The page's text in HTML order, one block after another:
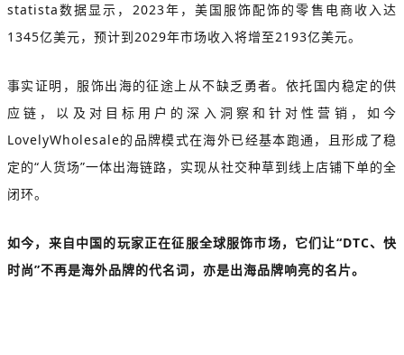
statista数据显示，2023年，美国服饰配饰的零售电商收入达
1345亿美元，预计到2029年市场收入将增至2193亿美元。
事实证明，服饰出海的征途上从不缺乏勇者。依托国内稳定的供
应链，以及对目标用户的深入洞察和针对性营销，如今
LovelyWholesale的品牌模式在海外已经基本跑通，且形成了稳
定的“人货场”一体出海链路，实现从社交种草到线上店铺下单的全
闭环。
如今，来自中国的玩家正在征服全球服饰市场，它们让“DTC、快
时尚”不再是海外品牌的代名词，亦是出海品牌响亮的名片。